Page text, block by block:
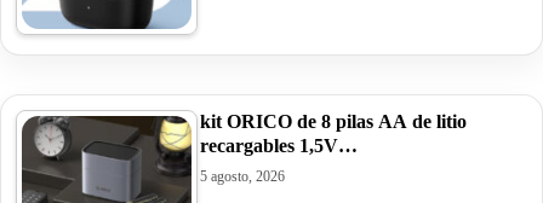
kit ORICO de 8 pilas AA de litio
recargables 1,5V…
5 agosto, 2026